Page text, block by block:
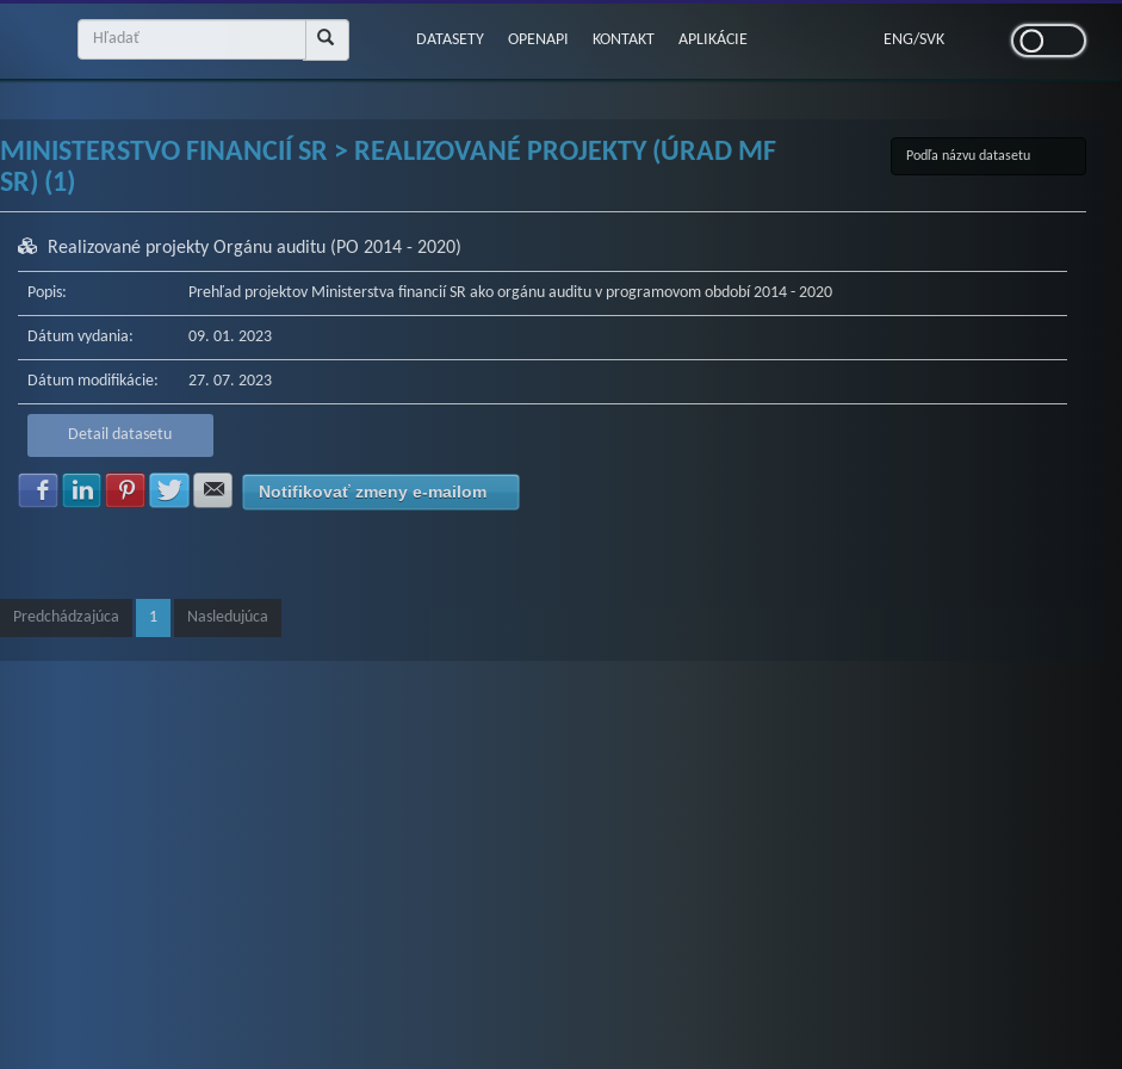
DATASETY OPENAPI KONTAKT APLIKÁCIE ENG/SVK
MINISTERSTVO FINANCIÍ SR > REALIZOVANÉ PROJEKTY (ÚRAD MF
SR) (1)
Realizované projekty Orgánu auditu (PO 2014 - 2020)
Popis: Prehľad projektov Ministerstva financií SR ako orgánu auditu v programovom období 2014 - 2020
Dátum vydania: 09. 01. 2023
Dátum modifikácie: 27. 07. 2023
Detail datasetu
Zdielať na Facebook
Zdielať na LinkedIn
Zdielať na Pinterest
Zdielať na Twitter
Zdielať na E-mail
Notifikovať zmeny e-mailom
Predchádzajúca 1 Nasledujúca